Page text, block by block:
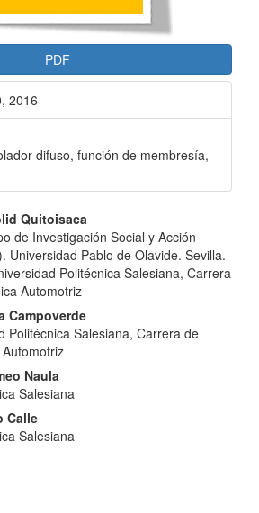
PDF
2016
difuso, función de membresía,
Quitoisaca
de Investigación Social y Acción
Universidad Pablo de Olavide. Sevilla.
Politécnica Salesiana, Carrera
Automotriz
Campoverde
Politécnica Salesiana, Carrera de
Naula
Salesiana
Calle
Salesiana